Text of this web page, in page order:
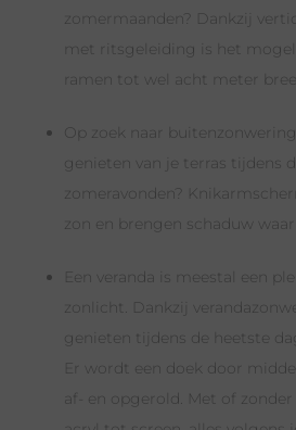
zomermaanden? Dankzij
met ritsgeleiding is het
ramen tot wel acht meter
Op zoek naar
genieten van je terras tijdens
zomeravonden?
zon en brengen schaduw
Een veranda is meestal een
zonlicht. Dankzij
genieten tijdens de heetste
Er wordt een doek door
af- en opgerold. Met of zonder